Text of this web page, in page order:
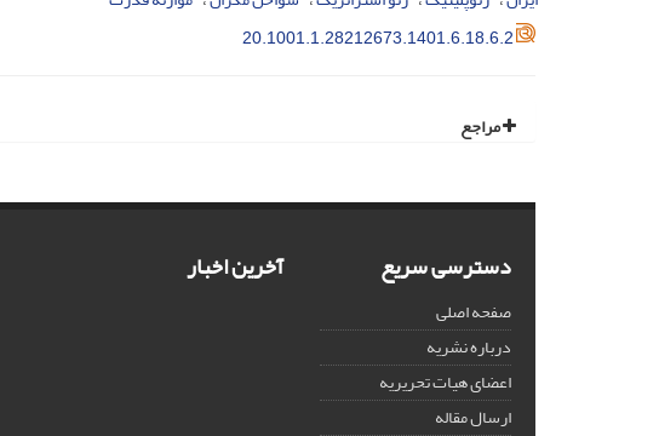
20.1001.1.28212673.1401.6.18.6.2
مراجع
دسترسی سریع
صفحه اصلی
درباره نشریه
اعضای هیات تحریریه
ارسال مقاله
آخرین اخبار